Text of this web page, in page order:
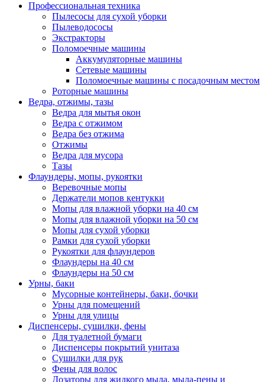
Профессиональная техника
Пылесосы для сухой уборки
Пылеводососы
Экстракторы
Поломоечные машины
Аккумуляторные машины
Сетевые машины
Поломоечные машины с посадочным местом
Роторные машины
Ведра, отжимы, тазы
Ведра для мытья окон
Ведра с отжимом
Ведра без отжима
Отжимы
Ведра для мусора
Тазы
Флаундеры, мопы, рукоятки
Веревочные мопы
Держатели мопов кентукки
Мопы для влажной уборки на 40 см
Мопы для влажной уборки на 50 см
Мопы для сухой уборки
Рамки для сухой уборки
Рукоятки для флаундеров
Флаундеры на 40 см
Флаундеры на 50 см
Урны, баки
Мусорные контейнеры, баки, бочки
Урны для помещений
Урны для улицы
Диспенсеры, сушилки, фены
Для туалетной бумаги
Диспенсеры покрытий унитаза
Сушилки для рук
Фены для волос
Дозаторы для жидкого мыла, мыла-пены и